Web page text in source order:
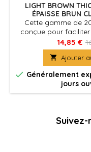
LIGHT BROWN
ÉPAISSE BRUN
Cette gamme de
conçue pour
soclages et de
acryliques à base de
offrent un choix de
reproduction
environnements les
créations les
14,85 €
 Ajouter
 Généralement
jours